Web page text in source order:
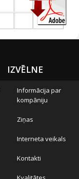
IZVĒLNE
Informācija par
kompāniju
Ziņas
Interneta veikals
Kontakti